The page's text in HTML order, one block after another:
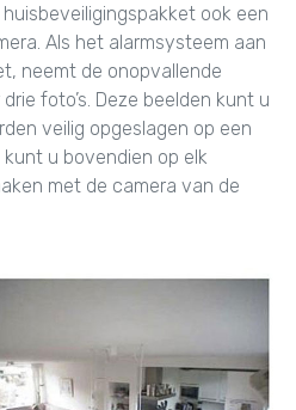
ook een
Als het alarmsysteem aan
neemt de onopvallende
foto’s. Deze beelden kunt u
veilig opgeslagen op een
u bovendien op elk
met de camera van de